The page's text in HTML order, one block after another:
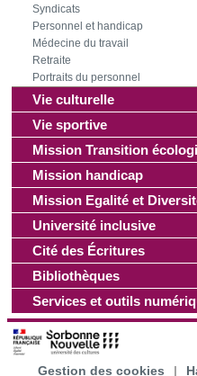
Syndicats
Personnel et handicap
Médecine du travail
Retraite
Portraits du personnel
Vie culturelle
Vie sportive
Mission Transition
Mission handicap
Mission Egalité et
Université inclusive
Cité des Écritures
Bibliothèques
Services et outils
Gestion des cookies